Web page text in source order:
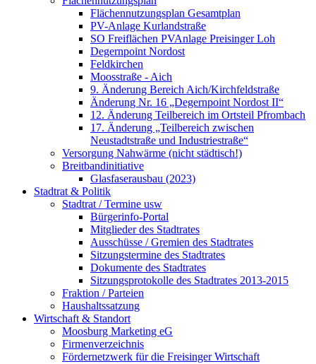
Flächennutzungsplan Gesamtplan
PV-Anlage Kurlandstraße
SO Freiflächen PV­Anlage Preisinger Loh
Degernpoint Nordost
Feldkirchen
Moosstraße - Aich
9. Änderung Bereich Aich/Kirchfeldstraße
Änderung Nr. 16 „Degernpoint Nordost II“
12. Änderung Teilbereich im Ortsteil Pfrombach
17. Änderung „Teilbereich zwischen
Neustadtstraße und Industriestraße“
Versorgung Nahwärme (nicht städtisch!)
Breitbandinitiative
Glasfaserausbau (2023)
Stadtrat & Politik
Stadtrat / Termine usw
Bürgerinfo-Portal
Mitglieder des Stadtrates
Ausschüsse / Gremien des Stadtrates
Sitzungstermine des Stadtrates
Dokumente des Stadtrates
Sitzungsprotokolle des Stadtrates 2013-2015
Fraktion / Parteien
Haushaltssatzung
Wirtschaft & Standort
Moosburg Marketing eG
Firmenverzeichnis
Fördernetzwerk für die Freisinger Wirtschaft